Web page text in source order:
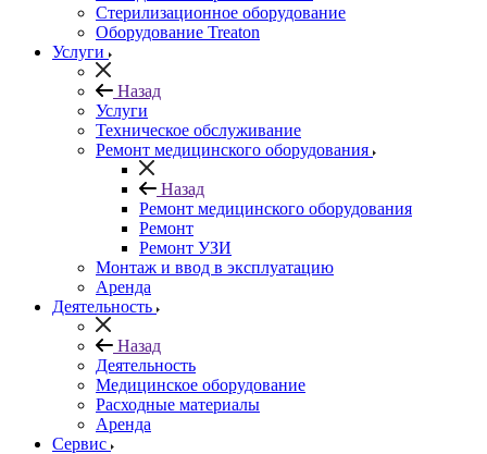
Стерилизационное оборудование
Оборудование Treaton
Услуги
Назад
Услуги
Техническое обслуживание
Ремонт медицинского оборудования
Назад
Ремонт медицинского оборудования
Ремонт
Ремонт УЗИ
Монтаж и ввод в эксплуатацию
Аренда
Деятельность
Назад
Деятельность
Медицинское оборудование
Расходные материалы
Аренда
Сервис